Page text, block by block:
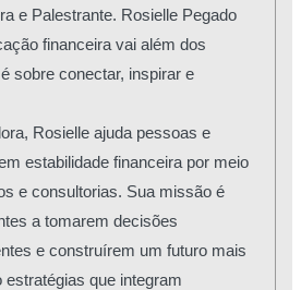
e Palestrante. Rosielle Pegado
financeira vai além dos
sobre conectar, inspirar e
Rosielle ajuda pessoas e
estabilidade financeira por meio
e consultorias. Sua missão é
a tomarem decisões
e construírem um futuro mais
estratégias que integram